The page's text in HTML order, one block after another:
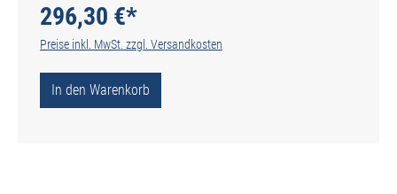
296,30 €*
Preise inkl. MwSt. zzgl. Versandkosten
In den Warenkorb